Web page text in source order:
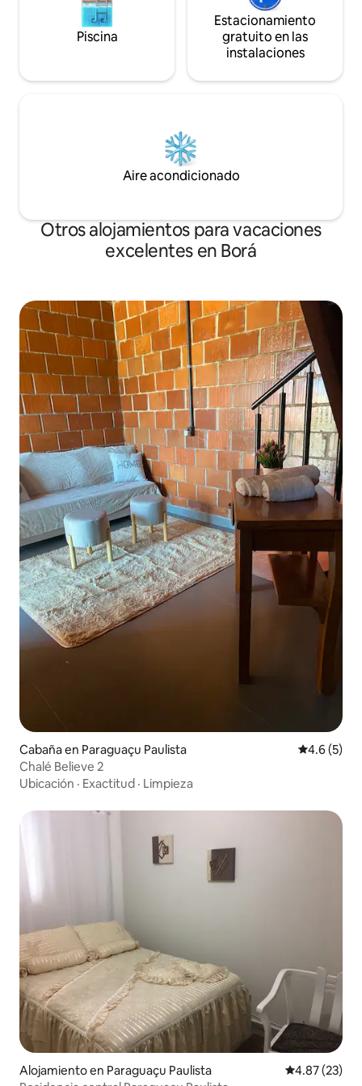
Piscina
Estacionamiento
gratuito en las
instalaciones
Aire acondicionado
Otros alojamientos para vacaciones
excelentes en Borá
Cabaña en Paraguaçu Paulista
4.6 (5)
Chalé Believe 2
Ubicación · Exactitud · Limpieza
Alojamiento en Paraguaçu Paulista Calificación
4.87 (23)